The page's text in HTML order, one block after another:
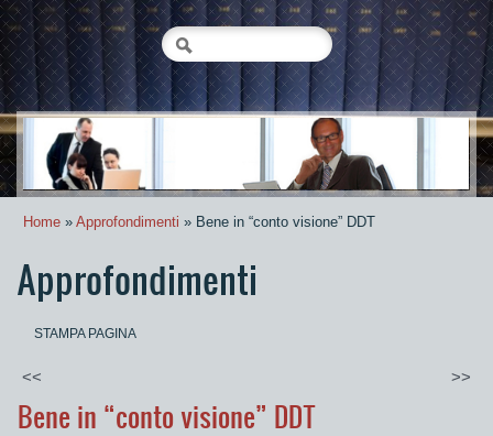
Home » Approfondimenti » Bene in “conto visione” DDT
Approfondimenti
STAMPA PAGINA
<< >>
Bene in “conto visione” DDT